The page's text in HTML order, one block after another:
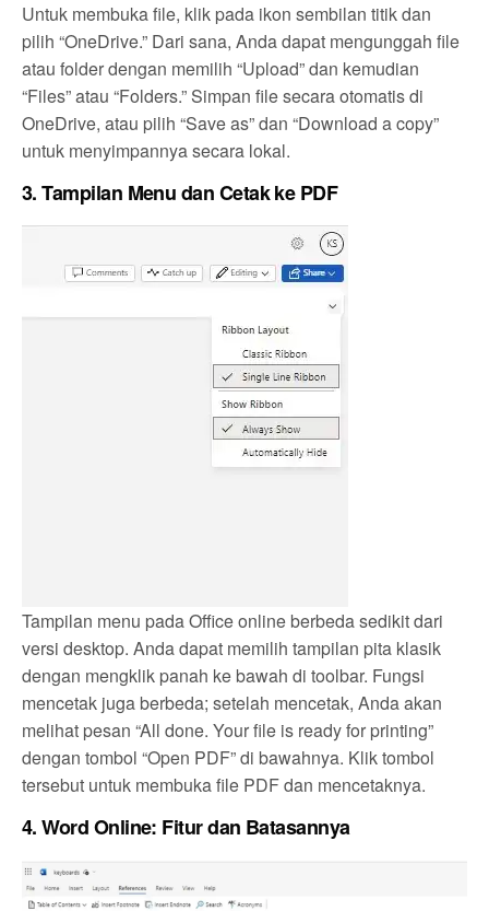
Untuk membuka file, klik pada ikon sembilan titik dan
pilih “OneDrive.” Dari sana, Anda dapat mengunggah file
atau folder dengan memilih “Upload” dan kemudian
“Files” atau “Folders.” Simpan file secara otomatis di
OneDrive, atau pilih “Save as” dan “Download a copy”
untuk menyimpannya secara lokal.
3.Tampilan Menu dan Cetak ke PDF
Tampilan menu pada Office online berbeda sedikit dari
versi desktop. Anda dapat memilih tampilan pita klasik
dengan mengklik panah ke bawah di toolbar. Fungsi
mencetak juga berbeda; setelah mencetak, Anda akan
melihat pesan “All done. Your file is ready for printing”
dengan tombol “Open PDF” di bawahnya. Klik tombol
tersebut untuk membuka file PDF dan mencetaknya.
4.Word Online: Fitur dan Batasannya